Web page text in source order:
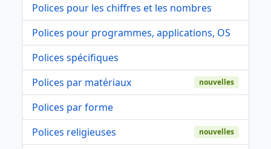
Polices pour les chiffres et les nombres
Polices pour programmes, applications, OS
Polices spécifiques
Polices par matériaux
nouvelles
Polices par forme
Polices religieuses
nouvelles